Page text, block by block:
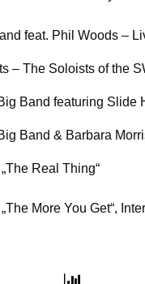
feat. Phil Woods –
– The Soloists of the
Band featuring Slide
Band & Barbara
Real Thing“
More You Get“,